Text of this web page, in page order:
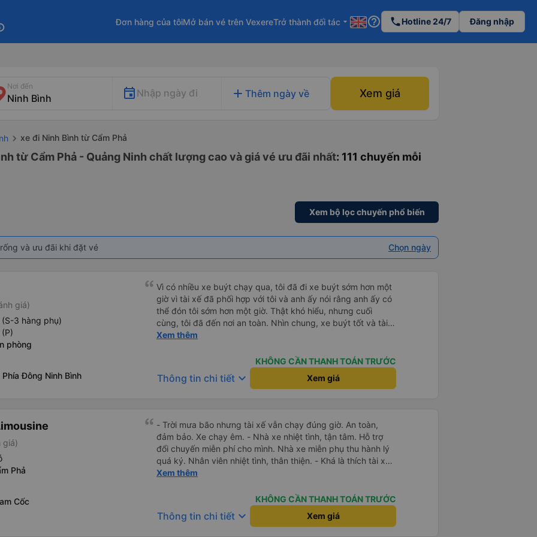
Đơn hàng của tôiMở bán vé trên VexereTrở thành đối tác arrow_drop_down help_outline phoneHotline 24/7 Đăng nhập
Nơi đến
Nhập ngày đi add Thêm ngày về Xem giá
xe đi Ninh Bình từ Cẩm Phả
từ Cẩm Phả - Quảng Ninh chất lượng cao và giá vé ưu đãi nhất: 111 chuyến mỗi
Xem bộ lọc chuyến phổ biến
và ưu đãi khi đặt vé Chọn ngày
giá)
(S-3 hàng phụ)
phòng
Phía Đông Ninh Bình
Vì có nhiều xe buýt chạy qua, tôi đã đi xe buýt sớm hơn một
giờ vì tài xế đã phối hợp với tôi và anh ấy nói rằng anh ấy có
thể đón tôi sớm hơn một giờ. Thật khó hiểu, nhưng cuối
cùng, tôi đã đến nơi an toàn. Nhìn chung, xe buýt tốt và tài
xế rất hữu ích
Xem thêm
KHÔNG CẦN THANH TOÁN TRƯỚC
Thông tin chi tiết keyboard_arrow_down Xem giá
giá)
Phả
Cốc
- Trời mưa bão nhưng tài xế vẫn chạy đúng giờ. An toàn,
đảm bảo. Xe chạy êm. - Nhà xe nhiệt tình, tận tâm. Hỗ trợ
đổi chuyến miễn phí cho mình. Nhà xe miễn phụ thu hành lý
quá ký. Nhân viên nhiệt tình, thân thiện. - Khá là thích tài xế.
Lái xe an toàn. Chu đáo, thân thiện, nhiệt tình. - Xe ngồi thoải
vẫn kịp giờ check-in sân bay nên cho 5 sao.
Xem thêm
KHÔNG CẦN THANH TOÁN TRƯỚC
Thông tin chi tiết keyboard_arrow_down Xem giá